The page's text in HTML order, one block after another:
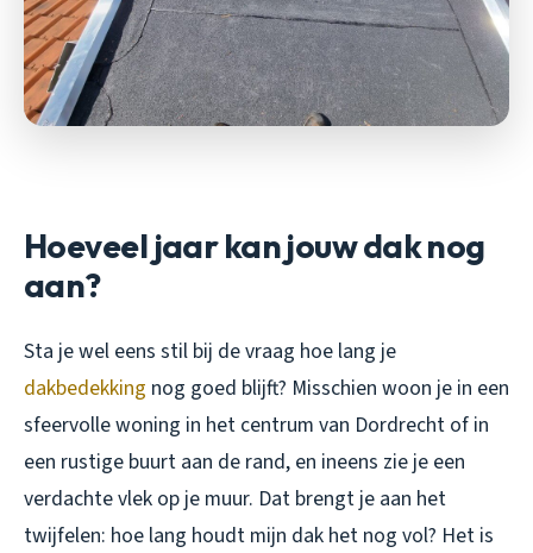
Hoeveel jaar kan jouw dak nog
aan?
Sta je wel eens stil bij de vraag hoe lang je
dakbedekking nog goed blijft? Misschien woon je in een
sfeervolle woning in het centrum van Dordrecht of in
een rustige buurt aan de rand, en ineens zie je een
verdachte vlek op je muur. Dat brengt je aan het
twijfelen: hoe lang houdt mijn dak het nog vol? Het is